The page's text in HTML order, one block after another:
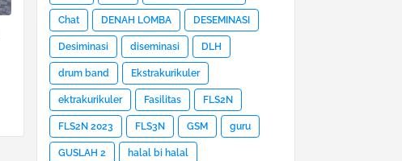
Chat DENAH LOMBA DESEMINASI
Desiminasi diseminasi DLH
drum band Ekstrakurikuler
ektrakurikuler Fasilitas FLS2N
FLS2N 2023 FLS3N GSM guru
GUSLAH 2 halal bi halal